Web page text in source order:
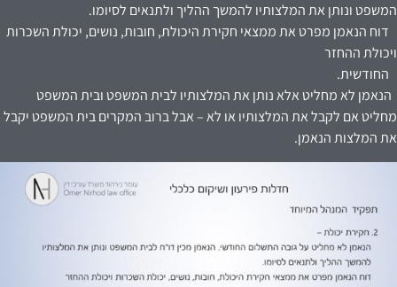
המשפט ונותן את המלצותיו להמשך ההליך ולתנאים לסיומו.
דוח הנאמן מפרט את ממצאי חקירת היכולת, חובות, נושים, יכולת השכרות
ויכולת ההחזר
החודשית.
הנאמן לא מחליט אלא נותן את המלצותיו לבית המשפט ובית המשפט
מחליט אם לקבל את המלצותיו או לא – אבל ברוב המקרים בית המשפט יקבל
את המלצות הנאמן.